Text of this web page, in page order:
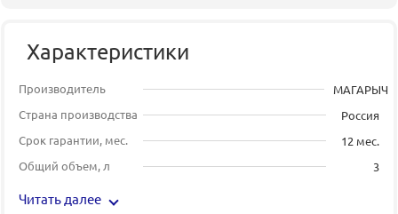
Характеристики
Производитель
МАГАРЫЧ
Страна производства
Россия
Срок гарантии, мес.
12 мес.
Общий объем, л
3
Читать далее